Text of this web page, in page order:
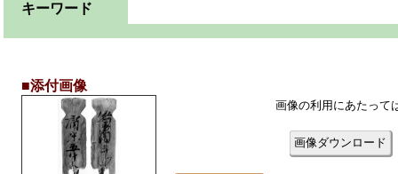
キーワード
■添付画像
画像の利用にあたって
画像ダウンロード